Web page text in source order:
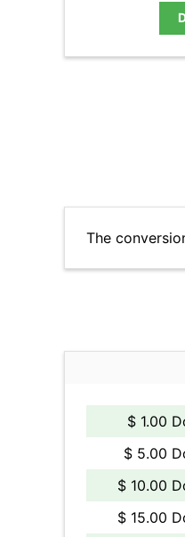
The
$ 1.00
$ 5.00
$ 10.00
$ 15.00